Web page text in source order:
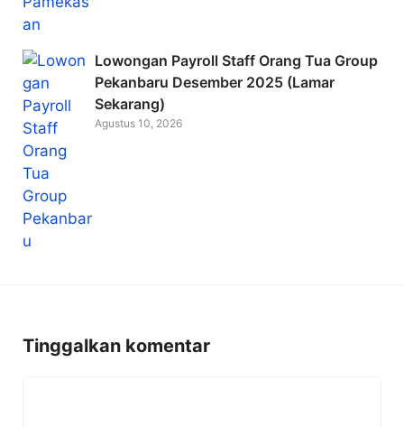
Lowongan Payroll Staff Orang Tua Group
Pekanbaru Desember 2025 (Lamar
Sekarang)
Agustus 10, 2026
Tinggalkan komentar